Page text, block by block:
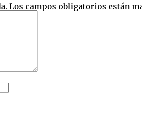
Los campos obligatorios están